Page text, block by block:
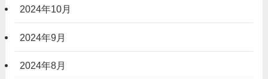
2024年10月
2024年9月
2024年8月